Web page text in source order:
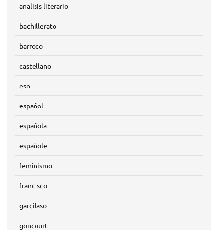
analisis literario
bachillerato
barroco
castellano
eso
español
española
españole
feminismo
francisco
garcilaso
goncourt